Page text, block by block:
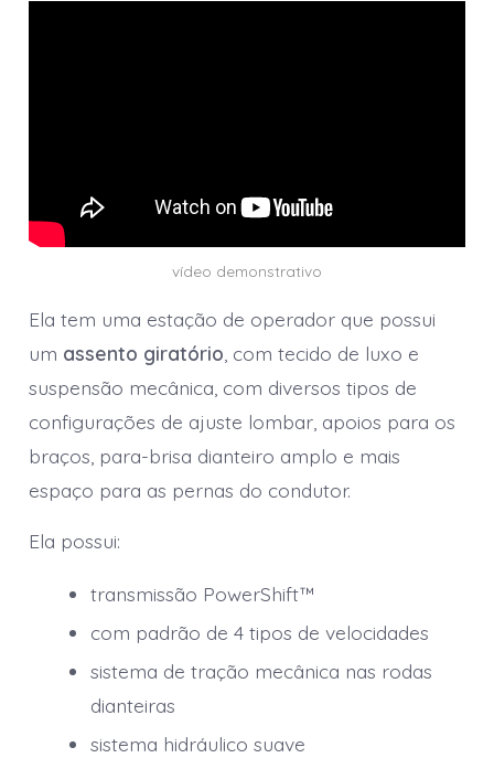
vídeo demonstrativo
Ela tem uma estação de operador que possui
um assento giratório , com tecido de luxo e
suspensão mecânica, com diversos tipos de
configurações de ajuste lombar, apoios para os
braços, para-brisa dianteiro amplo e mais
espaço para as pernas do condutor.
Ela possui:
transmissão PowerShift™
com padrão de 4 tipos de velocidades
sistema de tração mecânica nas rodas
dianteiras
sistema hidráulico suave